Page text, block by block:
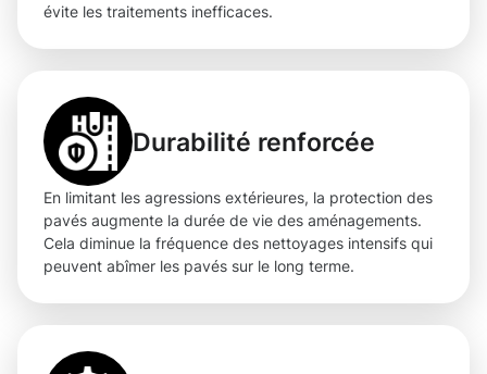
évite les traitements inefficaces.
Durabilité renforcée
En limitant les agressions extérieures, la protection des
pavés augmente la durée de vie des aménagements.
Cela diminue la fréquence des nettoyages intensifs qui
peuvent abîmer les pavés sur le long terme.